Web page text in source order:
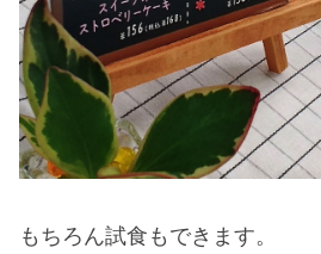
もちろん試食もできます。